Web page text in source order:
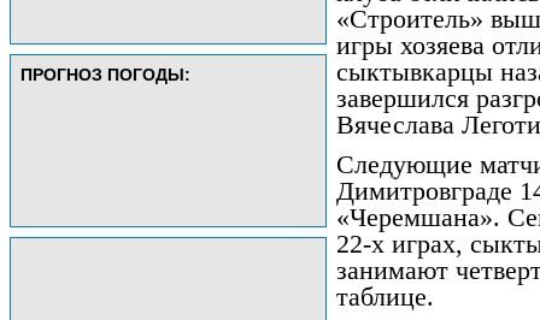
ПРОГНОЗ ПОГОДЫ:
«Строитель»
игры хозяева
сыктывкарцы
завершился
Вячеслава
Следующие
Димитровграде
«Черемшана».
22-х играх,
занимают
таблице.